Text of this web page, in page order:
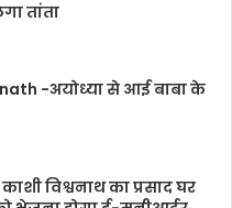
तांता
-अयोध्या से आई बाबा के
विश्वनाथ का प्रसाद घर